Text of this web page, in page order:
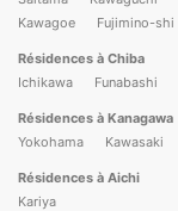
Kawagoe
Fujimino-shi
Résidences à Chiba
Ichikawa
Funabashi
Résidences à Kanagawa
Yokohama
Kawasaki
Résidences à Aichi
Kariya